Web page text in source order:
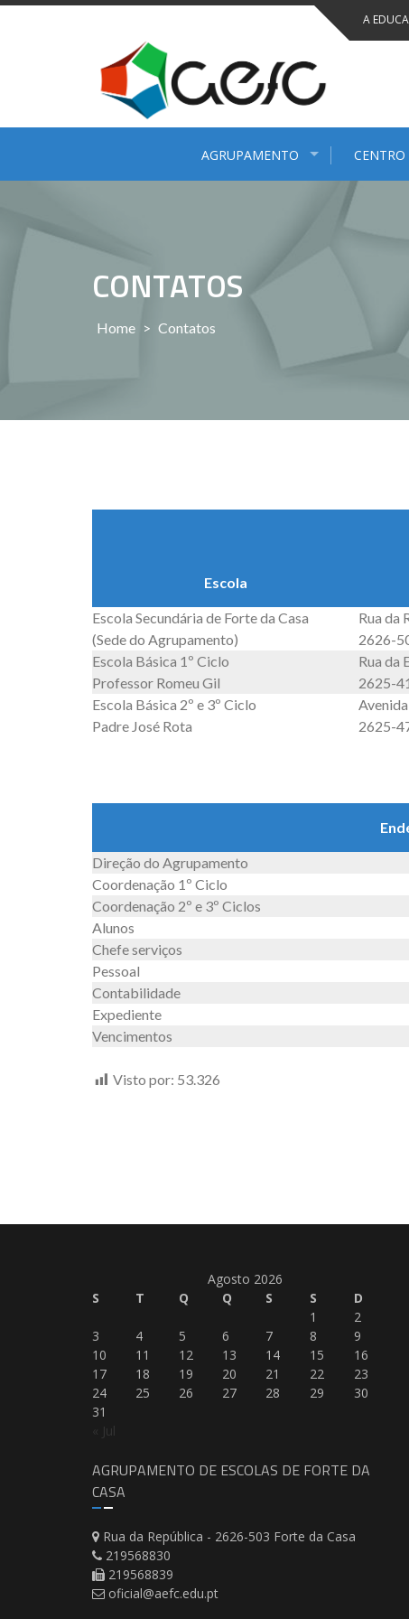
Saltar
A
AGRUPAMENTO CENTRO
CONTATOS
Home > Contatos
Escola
Escola Secundária de Forte da Casa
(Sede do Agrupamento)
Rua da
2626-
Escola Básica 1º Ciclo
Professor Romeu Gil
Rua da
2625-
Escola Básica 2º e 3º Ciclo
Padre José Rota
2625-
Direção do Agrupamento
Coordenação 1º Ciclo
Coordenação 2º e 3º Ciclos
Alunos
Chefe serviços
Pessoal
Contabilidade
Expediente
Vencimentos
Visto por: 53.326
Agosto 2026
S
T Q Q S S D
« Jul
1
2
3
4 5 6 7 8
9
10
11 12 13 14 15
16
17
18 19 20 21 22
23
24
25 26 27 28 29
30
31
AGRUPAMENTO DE ESCOLAS DE FORTE DA
CASA
Rua da República - 2626-503 Forte da Casa
219568830
219568839
oficial@aefc.edu.pt